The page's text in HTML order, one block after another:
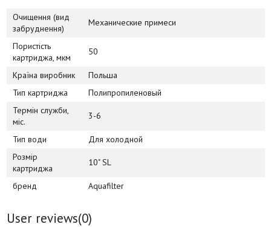
Очищення (вид
забруднення)
Механические примеси
Пористість
картриджа, мкм
50
Країна виробник
Польша
Тип картриджа
Полипропиленовый
Термін служби,
міс.
3-6
Тип води
Для холодной
Розмір
картриджа
10" SL
бренд Aquafilter
User reviews(0)